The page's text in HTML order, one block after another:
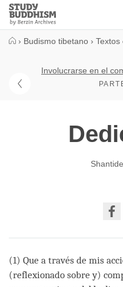
Close
Study
Buddhism
› Budismo tibetano › Textos
Involucrarse en el
on
(1) Que a través de mis
(reflexionado sobre y)